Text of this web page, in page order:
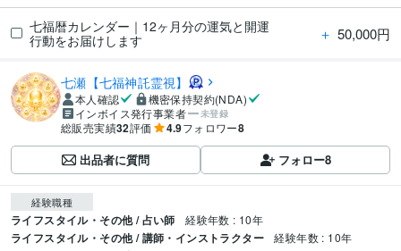
七福暦カレンダー｜12ヶ月分の運気と開運
行動をお届けします
＋ 50,000円
七瀬【七福神託霊視】
本人確認
機密保持契約(NDA)
インボイス発行事業者
未登録
総販売実績32評価 4.9フォロワー8
出品者に質問 フォロー8
経験職種
ライフスタイル・その他 / 占い師 経験年数 : 10年
ライフスタイル・その他 / 講師・インストラクター 経験年数 : 10年